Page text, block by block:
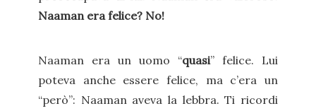
Naaman era felice? No!
Naaman era un uomo “quasi” felice. Lui
poteva anche essere felice, ma c’era un
“però”: Naaman aveva la lebbra. Ti ricordi